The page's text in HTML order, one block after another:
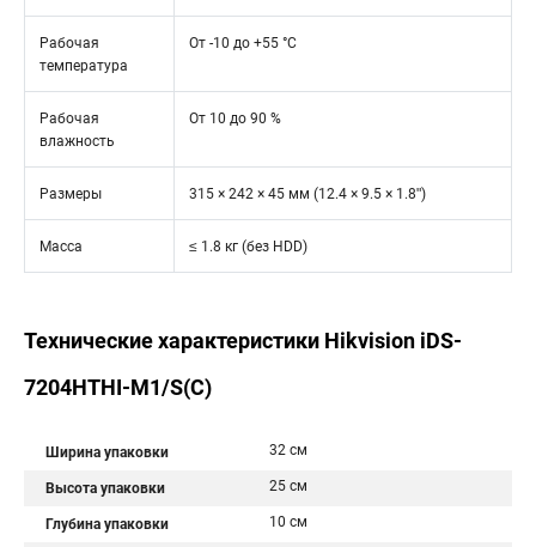
Рабочая
температура
От -10 до +55 °C
Рабочая
влажность
От 10 до 90 %
Размеры 315 × 242 × 45 мм (12.4 × 9.5 × 1.8ʺ)
Масса ≤ 1.8 кг (без HDD)
Технические характеристики Hikvision iDS-
7204HTHI-M1/S(C)
Ширина упаковки 32 см
Высота упаковки 25 см
Глубина упаковки 10 см